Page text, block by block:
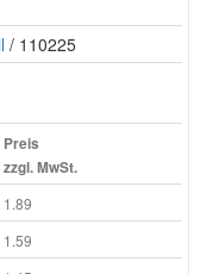
/ 110225
Preis
zzgl. MwSt.
1.89
1.59